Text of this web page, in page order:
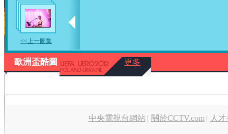
<<上一圖集
歐洲盃酷圖 更多
中央電視台網站 | 關於CCTV.com | 人